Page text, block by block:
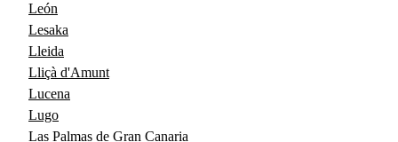
León
Lesaka
Lleida
Lliçà d'Amunt
Lucena
Lugo
Las Palmas de Gran Canaria